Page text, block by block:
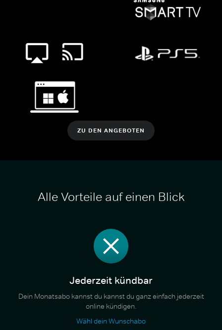
ZU DEN ANGEBOTEN
Alle Vorteile auf einen Blick
Jederzeit kündbar
Dein Monatsabo kannst du kannst du ganz einfach jederzeit
online kündigen.
Wähl dein Wunschabo